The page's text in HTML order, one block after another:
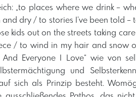
„to places where we drink –
and dry / to stories I’ve been told
kids out on the streets taking
/ to wind in my hair and snow
Everyone I Love“ wie von
und
sich als Prinzip besteht.